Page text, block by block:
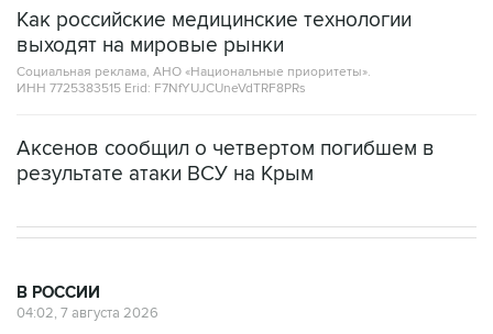
Как российские медицинские технологии
выходят на мировые рынки
Социальная реклама, АНО «Национальные приоритеты».
ИНН 7725383515 Erid: F7NfYUJCUneVdTRF8PRs
Аксенов сообщил о четвертом погибшем в
результате атаки ВСУ на Крым
В РОССИИ
04:02, 7 августа 2026